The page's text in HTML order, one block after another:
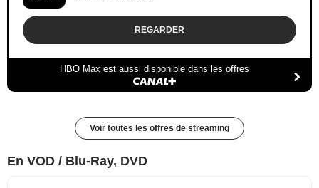
REGARDER
HBO Max est aussi disponible dans les offres
Voir toutes les offres de streaming
En VOD / Blu-Ray, DVD